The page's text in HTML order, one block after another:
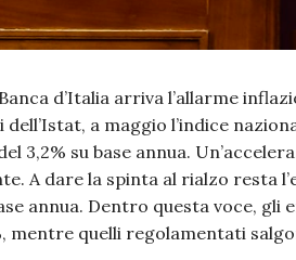
d’Italia arriva l’allarme
a maggio l’indice
3,2% su base annua.
A dare la spinta al rialzo resta
annua. Dentro questa voce,
mentre quelli regolamentati